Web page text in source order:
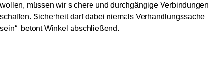
wollen, müssen wir sichere und durchgängige Verbindungen
schaffen. Sicherheit darf dabei niemals Verhandlungssache
sein“, betont Winkel abschließend.